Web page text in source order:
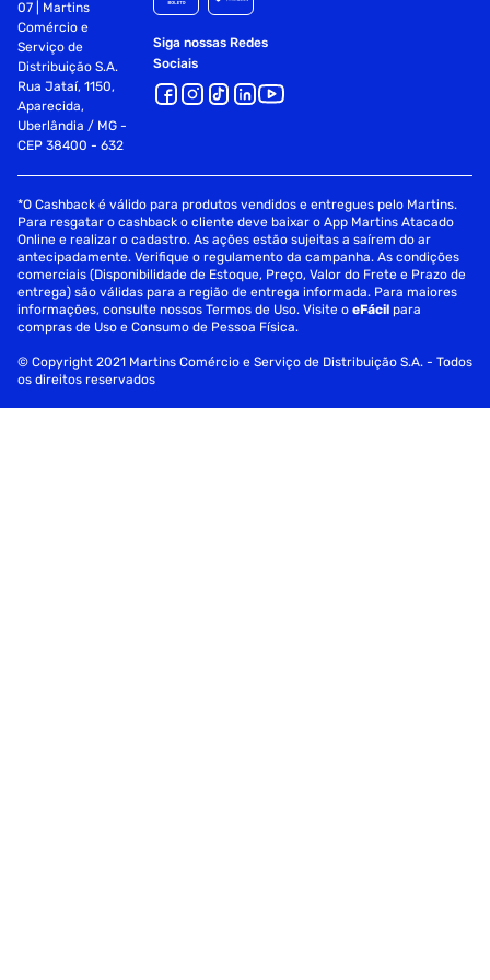
07 | Martins
Comércio e
Serviço de
Distribuição S.A.
Rua Jataí, 1150,
Aparecida,
Uberlândia / MG -
CEP 38400 - 632
Siga nossas Redes
Sociais
*O Cashback é válido para produtos vendidos e entregues pelo Martins.
Para resgatar o cashback o cliente deve baixar o App Martins Atacado
Online e realizar o cadastro. As ações estão sujeitas a saírem do ar
antecipadamente. Verifique o regulamento da campanha. As condições
comerciais (Disponibilidade de Estoque, Preço, Valor do Frete e Prazo de
entrega) são válidas para a região de entrega informada. Para maiores
informações, consulte nossos Termos de Uso. Visite oeFácil para
compras de Uso e Consumo de Pessoa Física.
© Copyright 2021 Martins Comércio e Serviço de Distribuição S.A. - Todos
os direitos reservados